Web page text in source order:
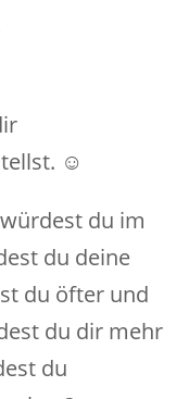
☺️
du im
du deine
du öfter und
du dir mehr
du